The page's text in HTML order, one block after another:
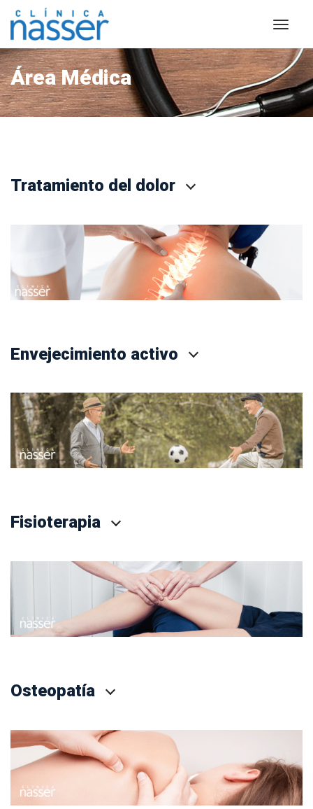
Área Médica
Tratamiento del dolor
Envejecimiento activo
Fisioterapia
Osteopatía